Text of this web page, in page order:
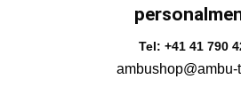
Tel: +41 41 790
ambushop@ambu-